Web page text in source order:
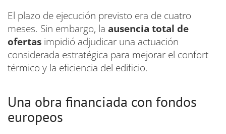
El plazo de ejecución previsto era de cuatro
meses. Sin embargo, la ausencia total de
ofertas impidió adjudicar una actuación
considerada estratégica para mejorar el confort
térmico y la eficiencia del edificio.
Una obra financiada con fondos
europeos